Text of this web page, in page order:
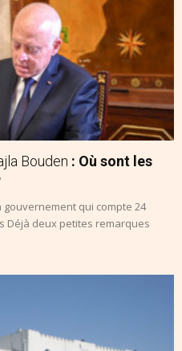
Bouden : Où sont les
qui compte 24
Déjà deux petites remarques